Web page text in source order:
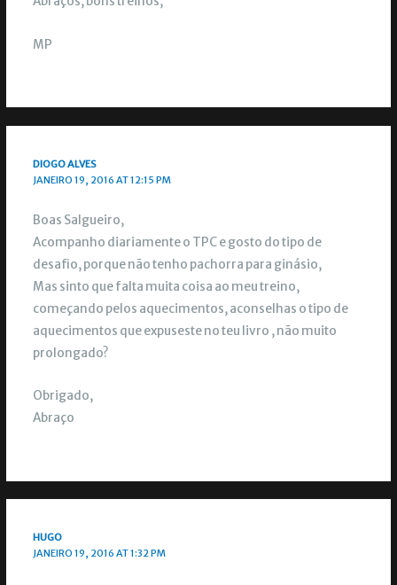
MP
DIOGO ALVES
JANEIRO 19, 2016 AT 12:15 PM
Boas Salgueiro,
Acompanho diariamente o TPC e gosto do tipo de
desafio, porque não tenho pachorra para ginásio,
Mas sinto que falta muita coisa ao meu treino,
começando pelos aquecimentos, aconselhas o tipo de
aquecimentos que expuseste no teu livro , não muito
prolongado?
Obrigado,
Abraço
HUGO
JANEIRO 19, 2016 AT 1:32 PM